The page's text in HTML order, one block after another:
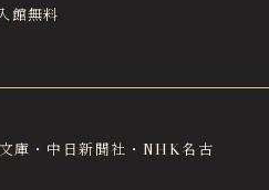
館無料
庫・中日新聞社・NHK名古